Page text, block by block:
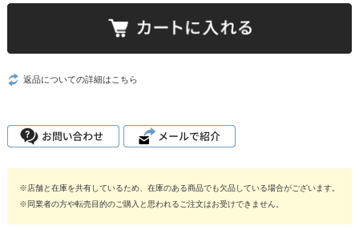
返品についての詳細はこちら
※店舗と在庫を共有しているため、在庫のある商品でも欠品している場合がございます。
※同業者の方や転売目的のご購入と思われるご注文はお受けできません。